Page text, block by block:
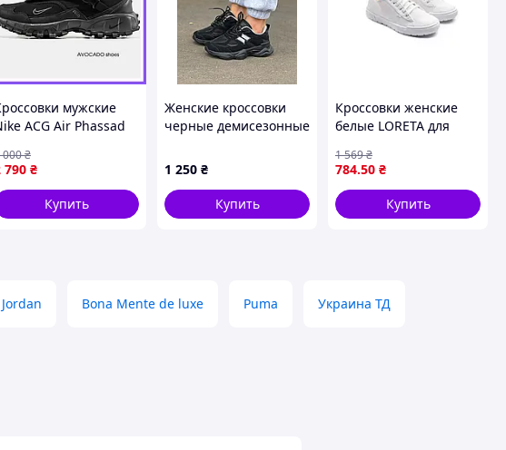
мужские
ACG Air Phassad
аир фассад
790 ₴
000₴
Купить
Женские кроссовки
черные демисезонные
1 250 ₴
Купить
Кроссовки женские
белые LORETA для
стильная обувь ТМ
LITMA
784.50 ₴
1 569₴
Купить
Jordan Bona Mente de luxe Puma Украина ТД